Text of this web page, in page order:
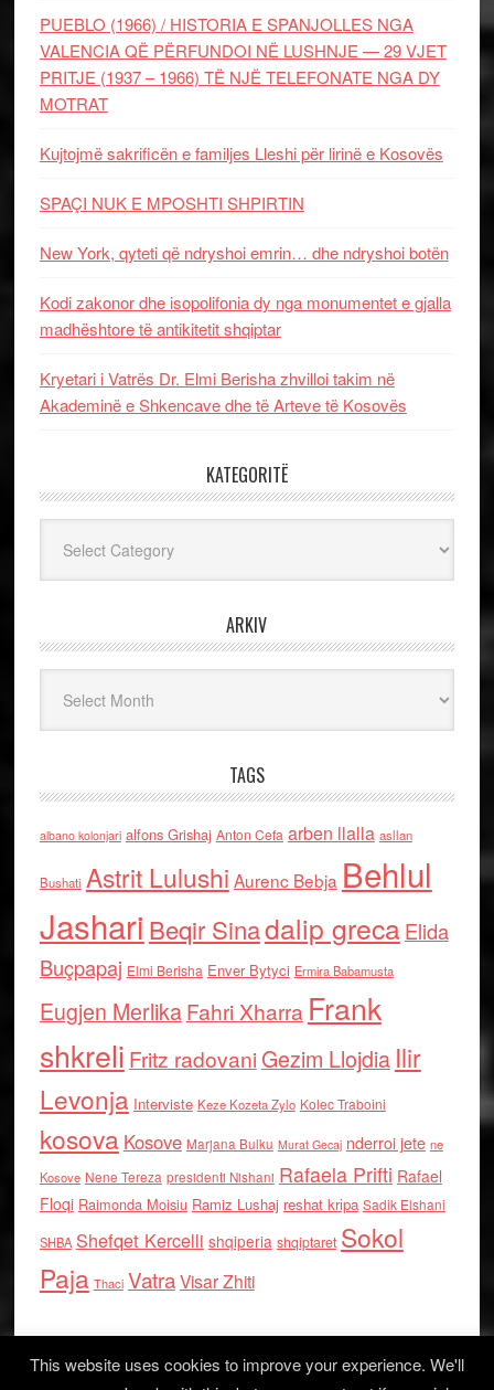
PUEBLO (1966) / HISTORIA E SPANJOLLES NGA
VALENCIA QË PËRFUNDOI NË LUSHNJE — 29 VJET
PRITJE (1937 – 1966) TË NJË TELEFONATE NGA DY
MOTRAT
Kujtojmë sakrificën e familjes Lleshi për lirinë e Kosovës
SPAÇI NUK E MPOSHTI SHPIRTIN
New York, qyteti që ndryshoi emrin… dhe ndryshoi botën
Kodi zakonor dhe isopolifonia dy nga monumentet e gjalla
madhështore të antikitetit shqiptar
Kryetari i Vatrës Dr. Elmi Berisha zhvilloi takim në
Akademinë e Shkencave dhe të Arteve të Kosovës
KATEGORITË
ARKIV
TAGS
albano kolonjari alfons Grishaj Anton Cefa arben llalla asllan
Bushati Astrit Lulushi Aurenc Bebja Behlul
Jashari Beqir Sinadalip grecaElida
Buçpapaj Elmi Berisha Enver Bytyci Ermira Babamusta
Eugjen MerlikaFahri Xharra Frank
shkreli Fritz radovaniGezim Llojdia Ilir
Levonja Interviste Keze Kozeta Zylo Kolec Traboini
kosova Kosove Marjana Bulku Murat Gecaj nderroi jete ne
Kosove Nene Tereza presidenti Nishani Rafaela Prifti Rafael
Floqi Raimonda Moisiu Ramiz Lushaj reshat kripa Sadik Elshani
SHBA Shefqet Kercelli shqiperia shqiptaret Sokol
Paja Thaci VatraVisar Zhiti
This website uses cookies to improve your experience. We'll